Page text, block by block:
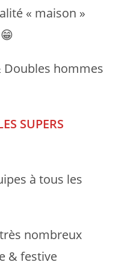
« maison »
Doubles hommes
SUPERS
à tous les
nombreux
& festive